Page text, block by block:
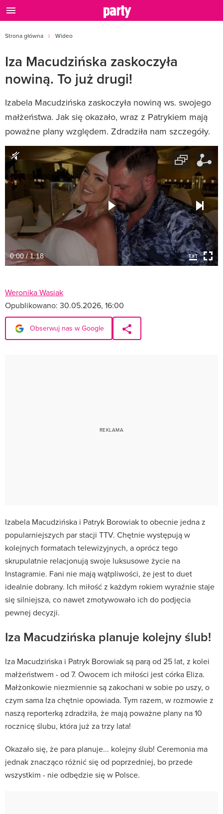
Strona główna Wideo
Iza Macudzińska zaskoczyła
nowiną. To już drugi!
Izabela Macudzińska zaskoczyła nowiną ws. swojego
małżeństwa. Jak się okazało, wraz z Patrykiem mają
poważne plany względem. Zdradziła nam szczegóły.
0:00 / 1:18
Weronika Wasiak
Opublikowano: 30.05.2026, 16:00
Obserwuj nas w Google
Izabela Macudzińska i Patryk Borowiak to obecnie jedna z
popularniejszych par stacji TTV. Chętnie występują w
kolejnych formatach telewizyjnych, a oprócz tego
skrupulatnie relacjonują swoje luksusowe życie na
Instagramie. Fani nie mają wątpliwości, że jest to duet
idealnie dobrany. Ich miłość z każdym rokiem wyraźnie staje
się silniejsza, co nawet zmotywowało ich do podjęcia
pewnej decyzji.
Iza Macudzińska planuje kolejny ślub!
Iza Macudzińska i Patryk Borowiak są parą od 25 lat, z kolei
małżeństwem - od 7. Owocem ich miłości jest córka Eliza.
Małżonkowie niezmiennie są zakochani w sobie po uszy, o
czym sama Iza chętnie opowiada. Tym razem, w rozmowie z
naszą reporterką zdradziła, że mają poważne plany na 10
rocznicę ślubu, która już za trzy lata!
Okazało się, że para planuje... kolejny ślub! Ceremonia ma
jednak znacząco różnić się od poprzedniej, bo przede
wszystkim - nie odbędzie się w Polsce.